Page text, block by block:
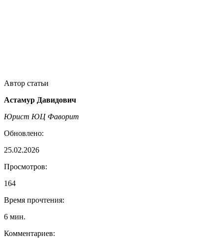
Автор статьи
Астамур Давидович
Юрист ЮЦ Фаворит
Обновлено:
25.02.2026
Просмотров:
164
Время прочтения:
6 мин.
Комментариев: